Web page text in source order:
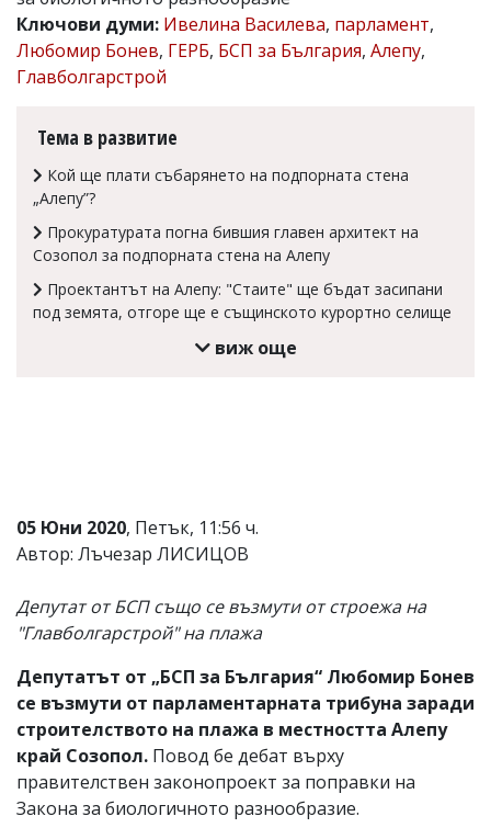
Коментарите
под
статиите
се
читателите
редакцията
отговорност
тях!
Ако
откриете
Ключови думи: Ивелина Василева, парламент,
Любомир Бонев, ГЕРБ, БСП за България, Алепу,
Главболгарстрой
Тема в развитие
Кой ще плати събарянето на подпорната стена
„Алепу”?
Прокуратурата погна бившия главен архитект на
Созопол за подпорната стена на Алепу
Проектантът на Алепу: "Стаите" ще бъдат засипани
под земята, отгоре ще е същинското курортно селище
виж още
05 Юни 2020, Петък, 11:56 ч.
Автор: Лъчезар ЛИСИЦОВ
Депутат от БСП също се възмути от строежа на
"Главболгарстрой" на плажа
Депутатът от „БСП за България“ Любомир Бонев
се възмути от парламентарната трибуна заради
строителството на плажа в местността Алепу
край Созопол. Повод бе дебат върху
правителствен законопроект за поправки на
Закона за биологичното разнообразие.